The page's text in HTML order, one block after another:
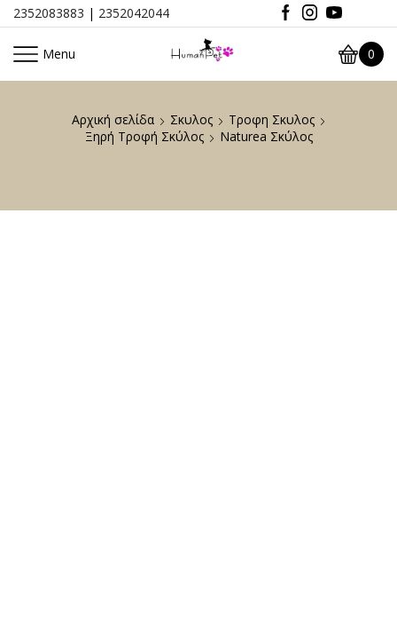
2352083883 | 2352042044
Menu 0
Αρχική σελίδα Σκυλος
Τροφη Σκυλος
Ξηρή Τροφή Σκύλος
Naturea Σκύλος